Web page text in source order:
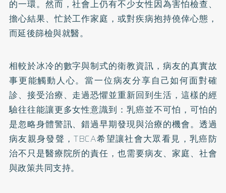
的一環。然而，社會上仍有不少女性因為害怕檢查、
擔心結果、忙於工作家庭，或對疾病抱持僥倖心態，
而延後篩檢與就醫。
相較於冰冷的數字與制式的衛教資訊，病友的真實故
事更能觸動人心。當一位病友分享自己如何面對確
診、接受治療、走過恐懼並重新回到生活，這樣的經
驗往往能讓更多女性意識到：乳癌並不可怕，可怕的
是忽略身體警訊、錯過早期發現與治療的機會。透過
病友親身發聲，TBCA希望讓社會大眾看見，乳癌防
治不只是醫療院所的責任，也需要病友、家庭、社會
與政策共同支持。